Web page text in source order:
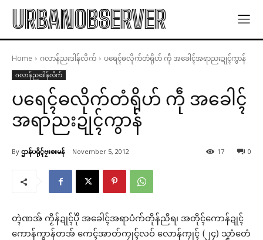
URBANOBSERVER
Home ဂလာန်ညးဒါန်လိက် ပရေၚ်ဓလိုက်တံရိုဟ် ကဵု အခေါၚ်အရာညးဍုၚ်ကွာန်
ဂလာန်ညးဒါန်လိက်
ပရေၚ်ဓလိုက်တံရိုဟ် ကဵု အခေါၚ်
အရာညးဍုၚ်ကွာန်
By ဌာန်ပရိုၚ်ဗၠးၜးမန် November 5, 2012 0
17
တ္ၚဲဏအ် ကၟိန်ဍုၚ်ပိုဲ အခေါၚ်အရာပံက်တိုန်ညိရ၊ အတိုၚ်ကောန်ဍုၚ်
ကောန်ကွာန်တအ် ကေၚ်အာတ်ကၠုၚ်လဝ် လောန်ကၠုၚ် (၂၄) သၞာံတေံ